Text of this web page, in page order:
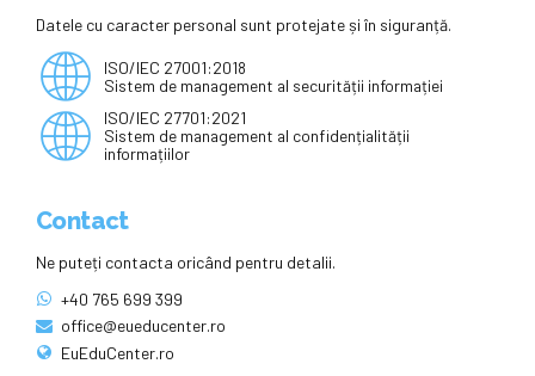
Datele cu caracter personal sunt protejate și în siguranță.
ISO/IEC 27001:2018
Sistem de management al securității informației
ISO/IEC 27701:2021
Sistem de management al confidențialității
informațiilor
Contact
Ne puteți contacta oricând pentru detalii.
+40 765 699 399
office@eueducenter.ro
EuEduCenter.ro